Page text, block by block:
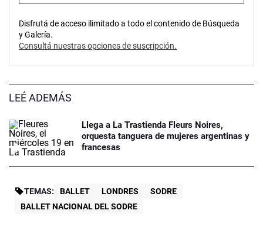
Disfrutá de acceso ilimitado a todo el contenido de Búsqueda
y Galería.
Consultá nuestras opciones de suscripción.
LEÉ ADEMÁS
Llega a La Trastienda Fleurs Noires,
orquesta tanguera de mujeres argentinas y
francesas
TEMAS: BALLET LONDRES
SODRE
BALLET NACIONAL DEL SODRE